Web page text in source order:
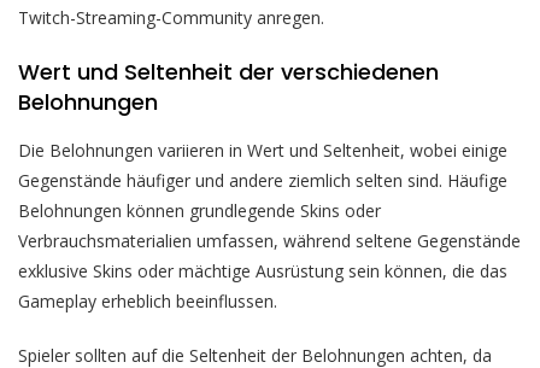
Twitch-Streaming-Community anregen.
Wert und Seltenheit der verschiedenen
Belohnungen
Die Belohnungen variieren in Wert und Seltenheit, wobei einige
Gegenstände häufiger und andere ziemlich selten sind. Häufige
Belohnungen können grundlegende Skins oder
Verbrauchsmaterialien umfassen, während seltene Gegenstände
exklusive Skins oder mächtige Ausrüstung sein können, die das
Gameplay erheblich beeinflussen.
Spieler sollten auf die Seltenheit der Belohnungen achten, da